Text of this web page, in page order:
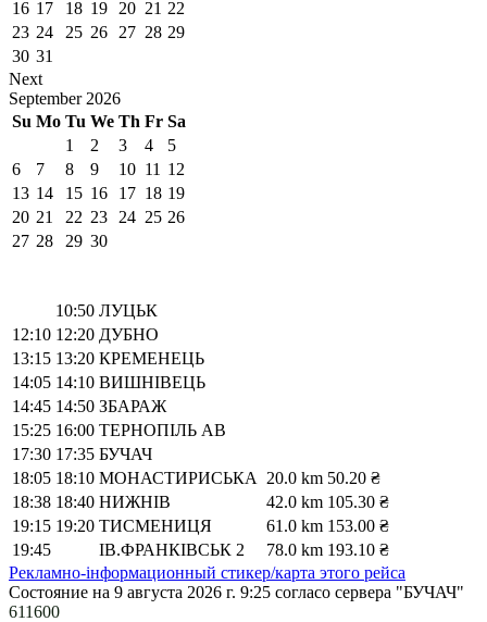
16 17 18 19 20 21 22
23 24 25 26 27 28 29
30 31
Next
September 2026
Su Mo Tu We Th Fr Sa
1
2 3 4
5
6
7 8 9 10 11 12
13 14 15 16 17 18 19
20 21 22 23 24 25 26
27 28 29 30
10:50 ЛУЦЬК
12:10 12:20 ДУБНО
13:15 13:20 КРЕМЕНЕЦЬ
14:05 14:10 ВИШНІВЕЦЬ
14:45 14:50 ЗБАРАЖ
15:25 16:00 ТЕРНОПІЛЬ АВ
17:30 17:35 БУЧАЧ
18:05 18:10 МОНАСТИРИСЬКА 20.0 km 50.20 ₴
18:38 18:40 НИЖНІВ 42.0 km 105.30 ₴
19:15 19:20 ТИСМЕНИЦЯ 61.0 km 153.00 ₴
19:45
ІВ.ФРАНКІВСЬК 2 78.0 km 193.10 ₴
Рекламно-інформационный стикер/карта этого рейса
Состояние на 9 августа 2026 г. 9:25 согласо сервера "БУЧАЧ"
611600